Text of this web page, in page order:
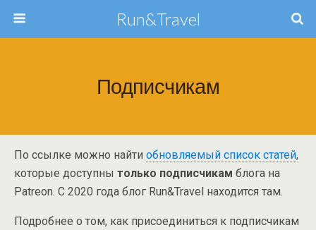
Run&Travel
Подписчикам
По ссылке можно найти обновляемый список статей,
которые доступны только подписчикам блога на
Patreon. С 2020 года блог Run&Travel находится там.
Подробнее о том, как присоединиться к подписчикам